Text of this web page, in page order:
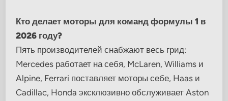
Кто делает моторы для команд формулы 1 в
2026 году?
Пять производителей снабжают весь грид:
Mercedes работает на себя, McLaren, Williams и
Alpine, Ferrari поставляет моторы себе, Haas и
Cadillac, Honda эксклюзивно обслуживает Aston